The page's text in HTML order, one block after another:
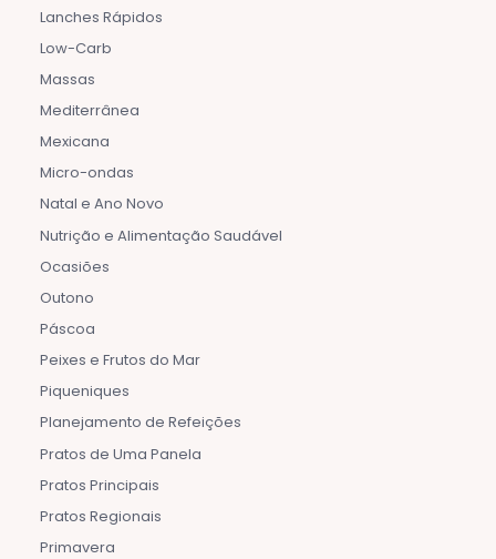
Lanches Rápidos
Low-Carb
Massas
Mediterrânea
Mexicana
Micro-ondas
Natal e Ano Novo
Nutrição e Alimentação Saudável
Ocasiões
Outono
Páscoa
Peixes e Frutos do Mar
Piqueniques
Planejamento de Refeições
Pratos de Uma Panela
Pratos Principais
Pratos Regionais
Primavera